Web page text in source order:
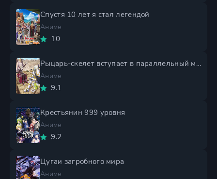
Спустя 10 лет я стал легендой
Аниме
10
Рыцарь-скелет вступает в параллельный мир 2 сезон
Аниме
9.1
Крестьянин 999 уровня
Аниме
9.2
Цугаи загробного мира
Аниме